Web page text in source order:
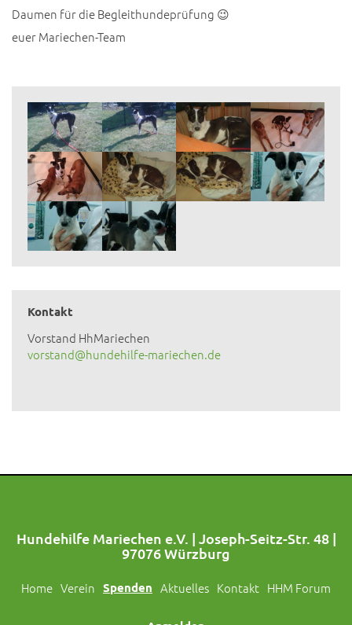
Daumen für die Begleithundeprüfung 😉
euer Mariechen-Team
Kontakt
Vorstand HhMariechen
vorstand@hundehilfe-mariechen.de
Hundehilfe Mariechen e.V. | Joseph-Seitz-Str. 48 |
97076 Würzburg
Home Verein Spenden Aktuelles Kontakt HHM Forum